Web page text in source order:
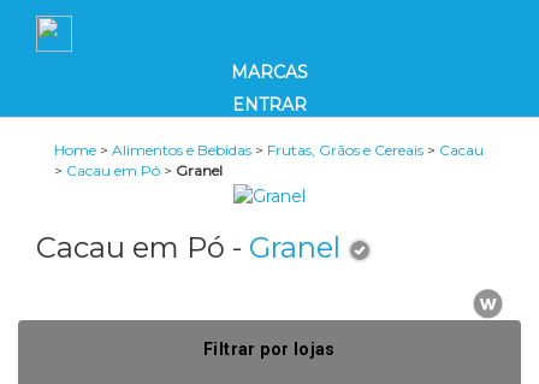
MARCAS
ENTRAR
Home > Alimentos e Bebidas > Frutas, Grãos e Cereais > Cacau
> Cacau em Pó > Granel
Cacau em Pó - Granel